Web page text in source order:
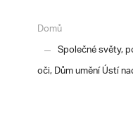
Domů
Společné světy,
oči, Dům umění Ústí